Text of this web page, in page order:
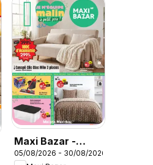
Maxi Bazar -
Brochure
05/08/2026 - 30/08/2026